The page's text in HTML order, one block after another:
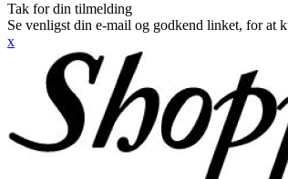
Tak for din tilmelding
Se venligst din e-mail og godkend linket, for at
x